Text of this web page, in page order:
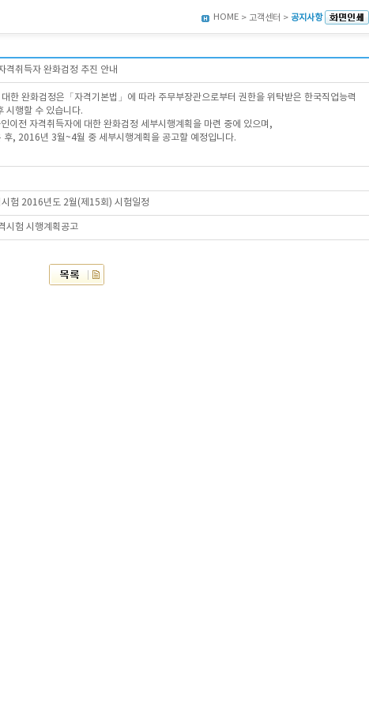
HOME > 고객센터 > 공지사항
격취득자 완화검정 추진 안내
한 완화검정은「자격기본법」에 따라 주무부장관으로부터 권한을 위탁받은 한국직업능력
시행할 수 있습니다.
이전 자격취득자에 대한 완화검정 세부시행계획을 마련 중에 있으며,
후, 2016년 3월~4월 중 세부시행계획을 공고할 예정입니다.
시험 2016년도 2월(제15회) 시험일정
시험 시행계획공고